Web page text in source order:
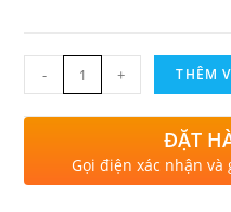
- + THÊM
ĐẶT
Gọi điện xác nhận